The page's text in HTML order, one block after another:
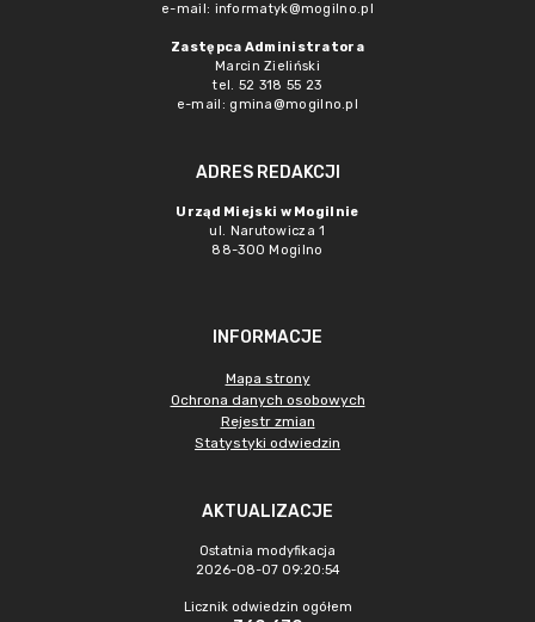
e-mail: informatyk@mogilno.pl
Zastępca Administratora
Marcin Zieliński
tel. 52 318 55 23
e-mail: gmina@mogilno.pl
ADRES REDAKCJI
Urząd Miejski w Mogilnie
ul. Narutowicza 1
88-300 Mogilno
INFORMACJE
Mapa strony
Ochrona danych osobowych
Rejestr zmian
Statystyki odwiedzin
AKTUALIZACJE
Ostatnia modyfikacja
2026-08-07 09:20:54
Licznik odwiedzin ogółem